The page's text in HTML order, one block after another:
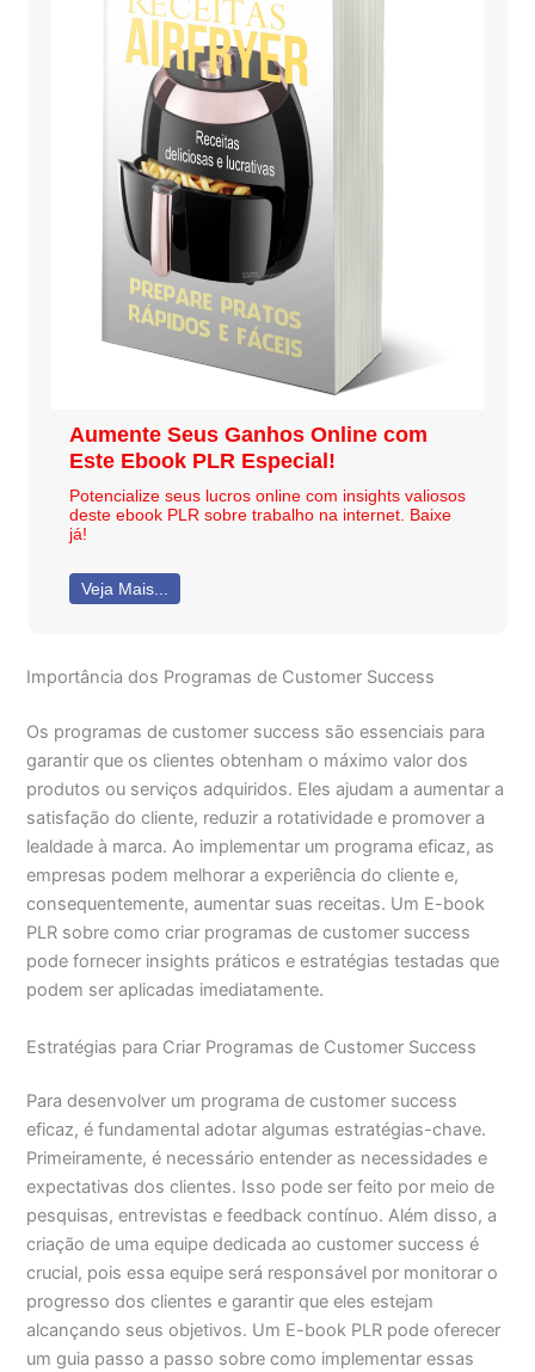
Aumente Seus Ganhos Online com
Este Ebook PLR Especial!
Potencialize seus lucros online com insights valiosos
deste ebook PLR sobre trabalho na internet. Baixe
já!
Veja Mais...
Importância dos Programas de Customer Success
Os programas de customer success são essenciais para
garantir que os clientes obtenham o máximo valor dos
produtos ou serviços adquiridos. Eles ajudam a aumentar a
satisfação do cliente, reduzir a rotatividade e promover a
lealdade à marca. Ao implementar um programa eficaz, as
empresas podem melhorar a experiência do cliente e,
consequentemente, aumentar suas receitas. Um E-book
PLR sobre como criar programas de customer success
pode fornecer insights práticos e estratégias testadas que
podem ser aplicadas imediatamente.
Estratégias para Criar Programas de Customer Success
Para desenvolver um programa de customer success
eficaz, é fundamental adotar algumas estratégias-chave.
Primeiramente, é necessário entender as necessidades e
expectativas dos clientes. Isso pode ser feito por meio de
pesquisas, entrevistas e feedback contínuo. Além disso, a
criação de uma equipe dedicada ao customer success é
crucial, pois essa equipe será responsável por monitorar o
progresso dos clientes e garantir que eles estejam
alcançando seus objetivos. Um E-book PLR pode oferecer
um guia passo a passo sobre como implementar essas